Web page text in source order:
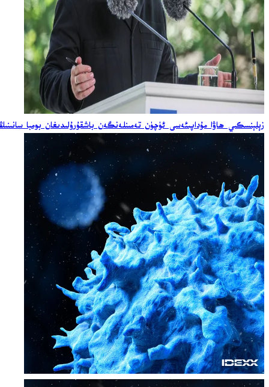
زېلېنسكىي ھاۋا مۇداپىئەسى ئۈچۈن تەمىنلەنگەن باشقۇرۇلىدىغان بومبا سانىنىڭ